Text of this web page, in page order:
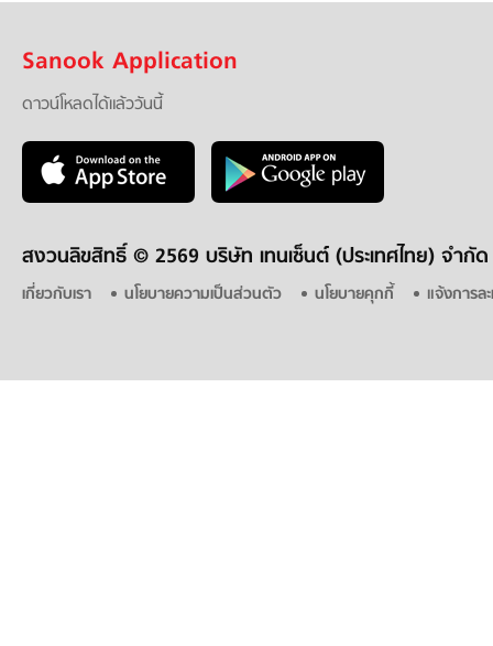
Sanook Application
ดาวน์โหลดได้แล้ววันนี้
สงวนลิขสิทธิ์ © 2569 บริษัท เทนเซ็นต์ (ประเทศไทย) จำกัด
เกี่ยวกับเรา นโยบายความเป็นส่วนตัว นโยบายคุกกี้ แจ้งการล